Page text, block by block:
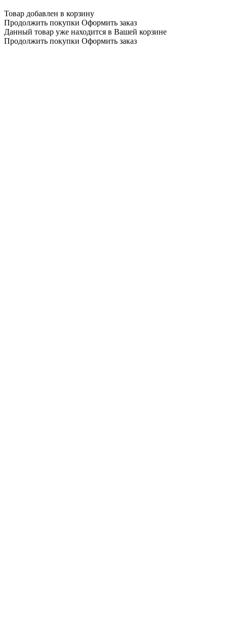
Товар добавлен в корзину
Продолжить покупки Оформить заказ
Данный товар уже находится в Вашей корзине
Продолжить покупки Оформить заказ